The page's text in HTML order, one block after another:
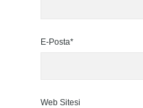
E-Posta*
Web Sitesi